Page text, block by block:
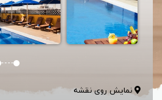
نمایش روی نقشه